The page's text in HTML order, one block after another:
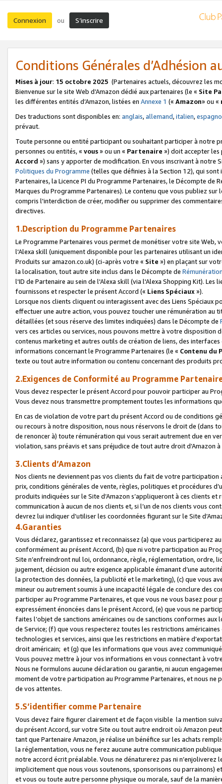
Connexion ou S’inscrire
Conditions Générales d’Adhésion
Mises à jour: 15 octobre 2025 (Partenaires actuels, découvrez les
Bienvenue sur le site Web d’Amazon dédié aux partenaires (le « Site
les différentes entités d’Amazon, listées en Annexe 1 (« Amazon» ou «
Des traductions sont disponibles en: anglais,allemand,italien,
prévaut.
Toute personne ou entité participant ou souhaitant participer à notre
personnes ou entités, « vous» ou un « Partenaire ») doit accepter les
Accord ») sans y apporter de modification. En vous inscrivant à notre
Politiques du Programme (telles que définies à la Section 12), qui
Partenaires, la Licence PI du Programme Partenaires, le Décompte de
Marques du Programme Partenaires). Le contenu que vous publiez
compris l'interdiction de créer, modifier ou supprimer des
directives.
1.Description du Programme Partenaires
Le Programme Partenaires vous permet de monétiser votre site Web,
l'Alexa skill (uniquement disponible pour les partenaires utilisant un
Produits sur amazon.co.uk) (ci-après votre « Site ») en plaçant sur
la localisation, tout autre site inclus dans le Décompte de
l'ID de Partenaire au sein de l'Alexa skill (via l'Alexa Shopping Kit).
fournissons et respecter le présent Accord (« Liens Spéciaux»).
Lorsque nos clients cliquent ou interagissent avec des Liens Spéciaux
effectuer une autre action, vous pouvez toucher une rémunération
détaillées (et sous réserve des limites indiquées) dans le Décompte de
vers ces articles ou services, nous pouvons mettre à votre disposition
contenus marketing et autres outils de création de liens, des
informations concernant le Programme Partenaires (le « Contenu du
texte ou tout autre information ou contenu concernant des produits
2.Exigences de Conformité au Programme
Vous devez respecter le présent Accord pour pouvoir participer au
Vous devez nous transmettre promptement toutes les informations
En cas de violation de votre part du présent Accord ou de conditions
ou recours à notre disposition, nous nous réservons le droit de (dans
de renoncer à) toute rémunération qui vous serait autrement due en
violation, sans préavis et sans préjudice de tout autre droit
3.Clients d’Amazon
Nos clients ne deviennent pas vos clients du fait de votre
prix, conditions générales de vente, règles, politiques et procédures
produits indiquées sur le Site d’Amazon s’appliqueront à ces clients
communication à aucun de nos clients et, si l’un de nos clients vous
devrez lui indiquer d’utiliser les coordonnées figurant sur le Site
4.Garanties
Vous déclarez, garantissez et reconnaissez (a) que vous participerez
conformément au présent Accord, (b) que ni votre participation au
Site n’enfreindront nul loi, ordonnance, règle, réglementation, ordre,
jugement, décision ou autre exigence applicable émanant d’une
la protection des données, la publicité et le marketing), (c) que vous
mineur ou autrement soumis à une incapacité légale de conclure des
participer au Programme Partenaires, et que vous ne vous basez
expressément énoncées dans le présent Accord, (e) que vous ne
faites l’objet de sanctions américaines ou de sanctions conformes
de Service; (f) que vous respecterez toutes les restrictions
technologies et services, ainsi que les restrictions en matière
droit américain; et (g) que les informations que vous avez
Vous pouvez mettre à jour vos informations en vous connectant à
Nous ne formulons aucune déclaration ou garantie, ni aucun
moment de votre participation au Programme Partenaires, et nous
de vos attentes.
5.S’identifier comme Partenaire
Vous devez faire figurer clairement et de façon visible la mention
du présent Accord, sur votre Site ou tout autre endroit où Amazon
tant que Partenaire Amazon, je réalise un bénéfice sur les achats
la réglementation, vous ne ferez aucune autre communication
notre accord écrit préalable. Vous ne dénaturerez pas ni
implicitement que nous vous soutenons, sponsorisons ou parrainons)
et vous ou toute autre personne physique ou morale, sauf de la